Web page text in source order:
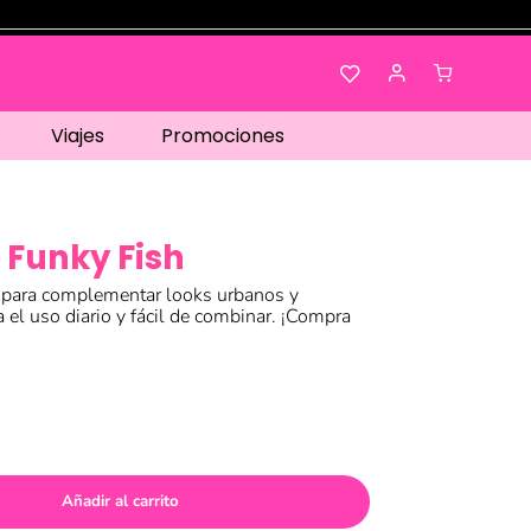
Viajes Promociones
Fish
complementar looks urbanos y
el uso diario y fácil de combinar. ¡Compra
Añadir al carrito